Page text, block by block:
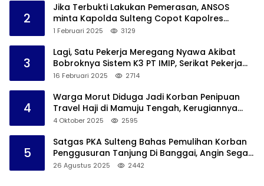
2
Jika Terbukti Lakukan Pemerasan, ANSOS
minta Kapolda Sulteng Copot Kapolres
Bangkep
1 Februari 2025 3129
3
Lagi, Satu Pekerja Meregang Nyawa Akibat
Bobroknya Sistem K3 PT IMIP, Serikat Pekerja
Akan Lakukan Demo
16 Februari 2025 2714
4
Warga Morut Diduga Jadi Korban Penipuan
Travel Haji di Mamuju Tengah, Kerugiannya
Ditaksir Capai Rp 800 juta
4 Oktober 2025 2595
5
Satgas PKA Sulteng Bahas Pemulihan Korban
Penggusuran Tanjung Di Banggai, Angin Segar
Bagi Warga
26 Agustus 2025 2442